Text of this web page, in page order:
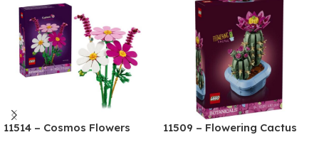
11514 – Cosmos Flowers 11509 – Flowering Cactus